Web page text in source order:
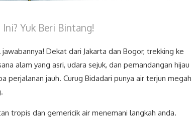
Yuk Beri Bintang!
Dekat dari Jakarta dan Bogor, trekking ke
alam yang asri, udara sejuk, dan pemandangan hijau
perjalanan jauh. Curug Bidadari punya air terjun megah
tropis dan gemericik air menemani langkah anda.